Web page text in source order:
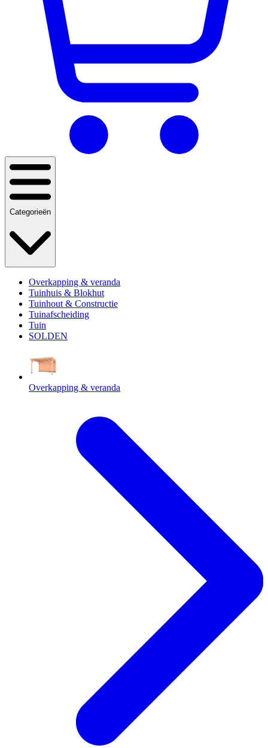
Categorieën
Overkapping & veranda
Tuinhuis & Blokhut
Tuinhout & Constructie
Tuinafscheiding
Tuin
SOLDEN
Overkapping & veranda